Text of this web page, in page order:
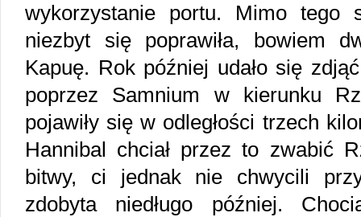
wykorzystanie portu. Mimo tego
niezbyt się poprawiła, bowiem
Kapuę. Rok później udało się
poprzez Samnium w kierunku
pojawiły się w odległości trzech
Hannibal chciał przez to zwabić
bitwy, ci jednak nie chwycili
zdobyta niedługo później.